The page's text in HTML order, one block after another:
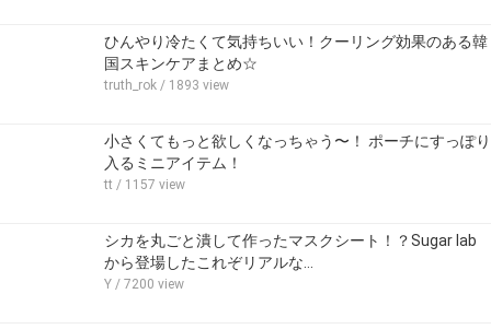
ひんやり冷たくて気持ちいい！クーリング効果のある韓
国スキンケアまとめ☆
truth_rok / 1893 view
小さくてもっと欲しくなっちゃう〜！ ポーチにすっぽり
入るミニアイテム！
tt / 1157 view
シカを丸ごと潰して作ったマスクシート！？Sugar lab
から登場したこれぞリアルな…
Y / 7200 view